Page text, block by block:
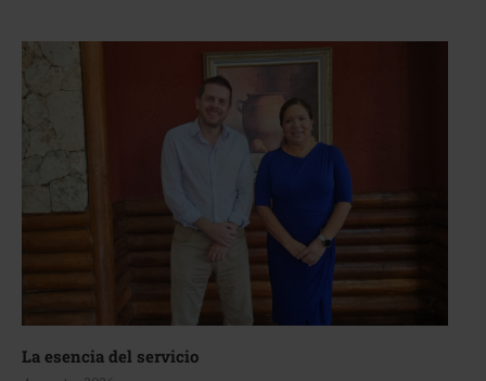
La esencia del servicio